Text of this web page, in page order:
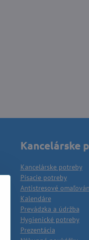
Kancelárske
Kancelárske potreby
Písacie potreby
Antistresové
Kalendáre
Prevádzka a údržba
Hygienické potreby
Prezentácia